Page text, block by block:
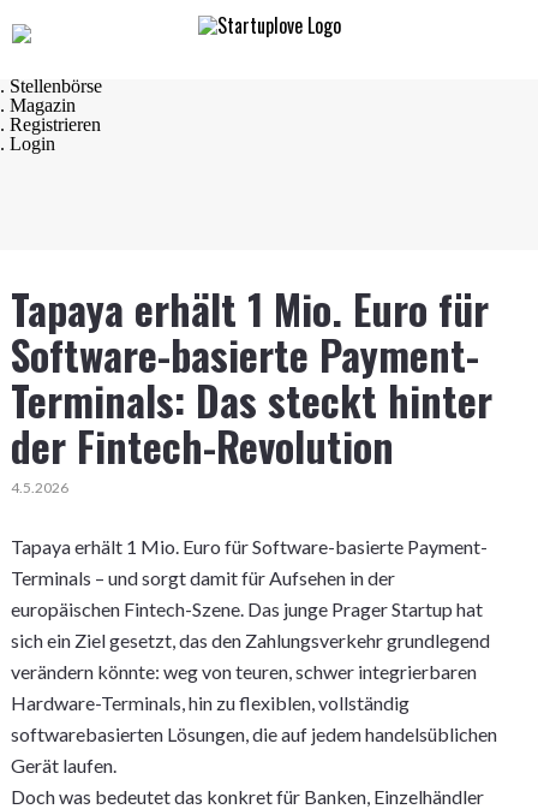
. Startseite
. Startups
. Stellenbörse
. Magazin
. Registrieren
. Login
Tapaya erhält 1 Mio. Euro für
Software-basierte Payment-
Terminals: Das steckt hinter
der Fintech-Revolution
4.5.2026
Tapaya erhält 1 Mio. Euro für Software-basierte Payment-
Terminals – und sorgt damit für Aufsehen in der
europäischen Fintech-Szene. Das junge Prager Startup hat
sich ein Ziel gesetzt, das den Zahlungsverkehr grundlegend
verändern könnte: weg von teuren, schwer integrierbaren
Hardware-Terminals, hin zu flexiblen, vollständig
softwarebasierten Lösungen, die auf jedem handelsüblichen
Gerät laufen.
Doch was bedeutet das konkret für Banken, Einzelhändler